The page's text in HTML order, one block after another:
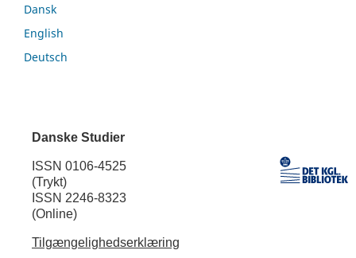
Dansk
English
Deutsch
Danske Studier
ISSN 0106-4525
(Trykt)
ISSN 2246-8323
(Online)
Tilgængelighedserklæring